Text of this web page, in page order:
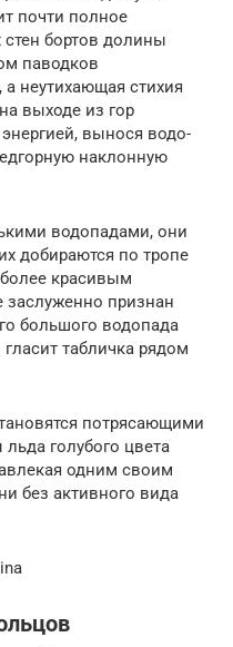
почти полное
бортов долины
паводков
неутихающая стихия
выходе из гор
вынося водо-
наклонную
водопадами, они
добираются по тропе
красивым
признан
большого водопада
табличка рядом
потрясающими
голубого цвета
одним своим
без активного вида